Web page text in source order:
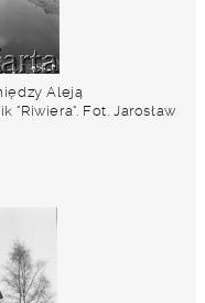
Aleją
"Riwiera". Fot. Jarosław